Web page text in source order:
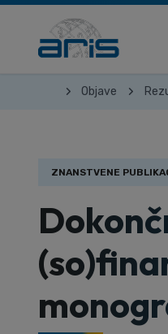
Objave
ZNANSTVENE